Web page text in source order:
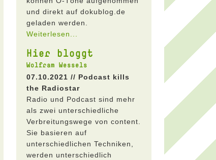
und direkt auf dokublog.de
geladen werden.
Weiterlesen...
Hier bloggt
Wolfram Wessels
07.10.2021 // Podcast kills
the Radiostar
Radio und Podcast sind mehr
als zwei unterschiedliche
Verbreitungswege von content.
Sie basieren auf
unterschiedlichen Techniken,
werden unterschiedlich